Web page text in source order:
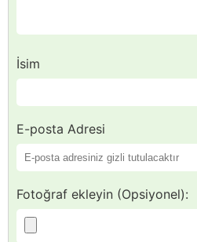
İsim
E-posta Adresi
Fotoğraf ekleyin (Opsiyonel):